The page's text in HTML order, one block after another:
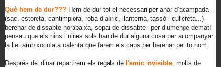
Què hem de dur??? Hem de dur tot el necessari per anar d’acampada
(sac, estoreta, cantimplora, roba d’abric, llanterna, tassó i cullereta...)
berenar de dissabte horabaixa, sopar de dissabte i per diumenge dematí
pensau que els nins i nines sols han de dur alguna cosa per acompanyar
la llet amb xocolata calenta que farem els caps per berenar per tothom.
Després del dinar repartirem els regals de l'amic invisible , molts de